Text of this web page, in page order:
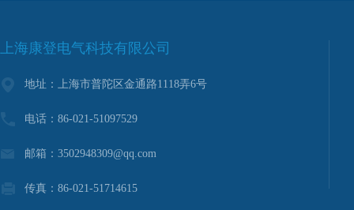
上海康登电气科技有限公司
地址：上海市普陀区金通路1118弄6号
电话：86-021-51097529
邮箱：3502948309@qq.com
传真：86-021-51714615